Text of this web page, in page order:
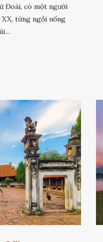
Đoài, có một người
từng ngồi uống